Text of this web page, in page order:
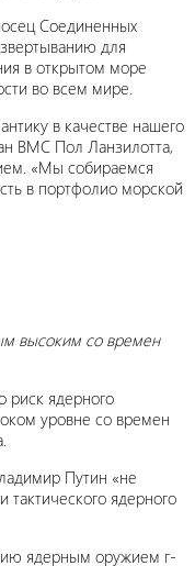
Соединенных
для
в открытом море
во всем мире.
в качестве нашего
ВМС Пол Ланзилотта,
«Мы собираемся
в портфолио морской
высоким со времен
ядерного
уровне со времен
Путин «не
тактического ядерного
ядерным оружием г-